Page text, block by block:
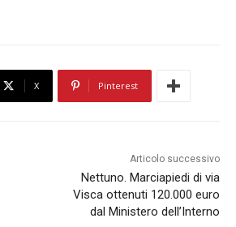
X Pinterest
Articolo successivo
Nettuno. Marciapiedi di via
Visca ottenuti 120.000 euro
dal Ministero dell’Interno